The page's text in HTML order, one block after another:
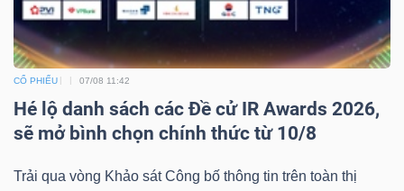
CỔ PHIẾU 07/08 11:42
Hé lộ danh sách các Đề cử IR Awards 2026,
sẽ mở bình chọn chính thức từ 10/8
Trải qua vòng Khảo sát Công bố thông tin trên toàn thị